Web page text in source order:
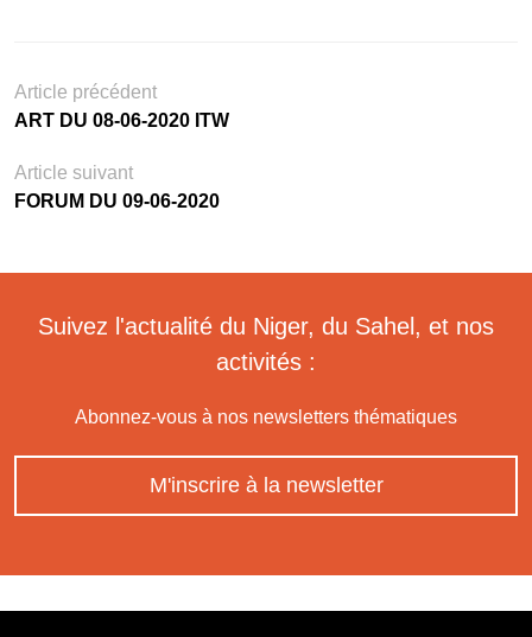
Article précédent
ART DU 08-06-2020 ITW
Article suivant
FORUM DU 09-06-2020
Suivez l'actualité du Niger, du Sahel, et nos
activités :
Abonnez-vous à nos newsletters thématiques
M'inscrire à la newsletter